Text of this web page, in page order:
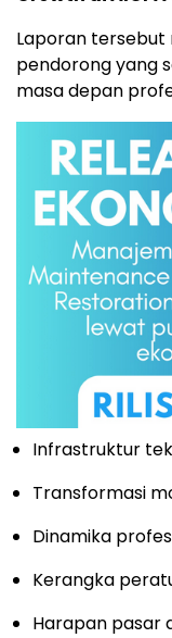
Laporan
pendorong yang
masa depan
Infrastruktur
Transformasi
Dinamika
Kerangka
Harapan pasar